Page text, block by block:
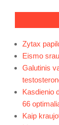
Zytax
Eismo
Galutinis
Kasdienio
66
Kaip